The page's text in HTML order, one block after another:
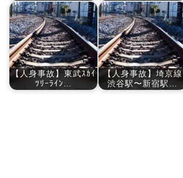
【人身事故】東武ｽｶｲ
ﾂﾘｰﾗｲﾝ…
【人身事故】埼京線
渋谷駅〜新宿駅…